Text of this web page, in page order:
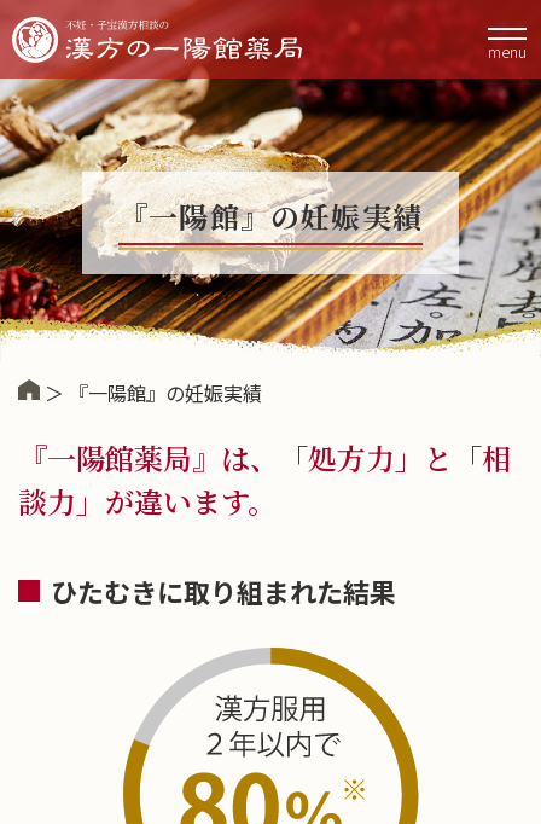
menu
『一陽館』の妊娠実績
＞ 『一陽館』の妊娠実績
『一陽館薬局』は、「処方力」と「相
談力」が違います。
ひたむきに取り組まれた結果